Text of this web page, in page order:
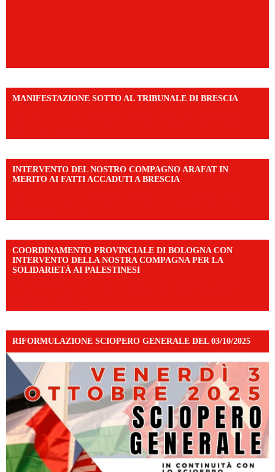
MANIFESTAZIONE SOTTO AL TRIBUNALE DI BRESCIA
INTERVENTO DEL NOSTRO COMPAGNO ARAFAT IN
MERITO AI FATTI ACCADUTI A BRESCIA
COORDINAMENTO PROVINCIALE DI BOLOGNA CON
INTERVENTO DELLA NOSTRA COMPAGNA PER LA
SOLIDARIETÀ AI PALESTINESI
RIFORMULAZIONE SCIOPERO GENERALE DEL 03/10/2025